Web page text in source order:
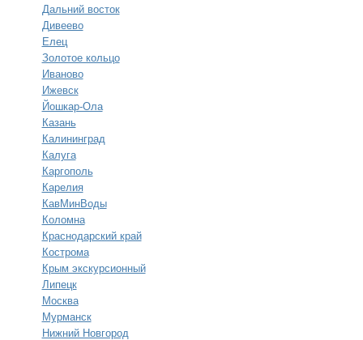
Дальний восток
Дивеево
Елец
Золотое кольцо
Иваново
Ижевск
Йошкар-Ола
Казань
Калининград
Калуга
Каргополь
Карелия
КавМинВоды
Коломна
Краснодарский край
Кострома
Крым экскурсионный
Липецк
Москва
Мурманск
Нижний Новгород